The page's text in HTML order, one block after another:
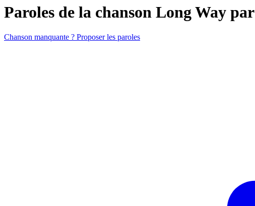
Paroles de la chanson Long Way par
Chanson manquante ? Proposer les paroles